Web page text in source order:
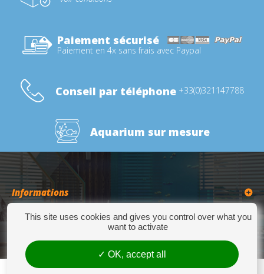
Paiement sécurisé
Paiement en 4x sans frais avec Paypal
Conseil par téléphone +33(0)321147788
Aquarium sur mesure
Informations
Catégories
This site uses cookies and gives you control over what you
want to activate
OK, accept all